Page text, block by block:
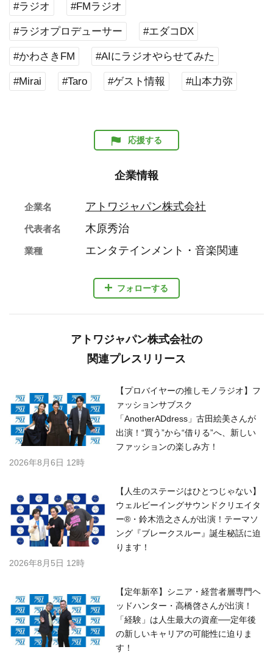
#ラジオ #FMラジオ
#ラジオプロデューサー #エダコDX
#かわさきFM #AIにラジオやらせてみた
#Mirai #Taro #ゲスト情報 #山本力弥
応援する
企業情報
フォローする
企業名 アトワジャパン株式会社
代表者名 木原秀治
業種 エンタテインメント・音楽関連
アトワジャパン株式会社の
関連プレスリリース
【プロバイヤーの推しモノラジオ】フ
ァッションサブスク
「AnotherADdress」古田絵美さんが
出演！“買う”から“借りる”へ、新しい
ファッションの楽しみ方！
2026年8月6日 12時
【人生のステージはひとつじゃない】
ウェルビーイングサウンドクリエイタ
ー®・鈴木浩之さんが出演！テーマソ
ング『ブレークスルー』誕生秘話に迫
ります！
2026年8月5日 12時
【定年新卒】シニア・経営者層専門ヘ
ッドハンター・高橋啓さんが出演！
「経験」は人生最大の資産──定年後
の新しいキャリアの可能性に迫りま
す！